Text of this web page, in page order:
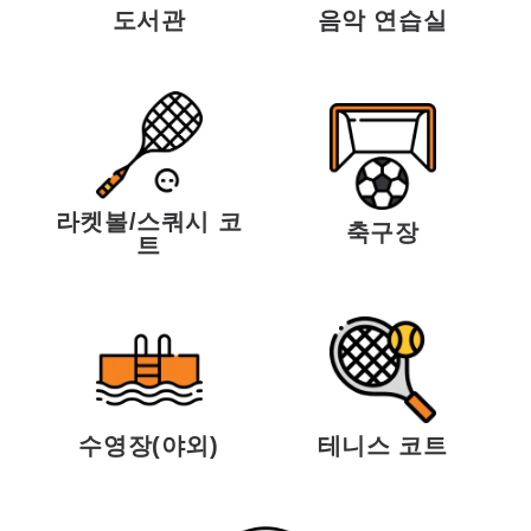
도서관 음악 연습실
라켓볼/스쿼시 코
트
축구장
수영장(야외) 테니스 코트